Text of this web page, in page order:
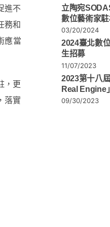
進不
務和
應當
，更
落實
立陶宛
數位藝術家
03/20/2024
2024臺北數
生招募
11/07/2023
2023第十八
Real Engine
09/30/2023